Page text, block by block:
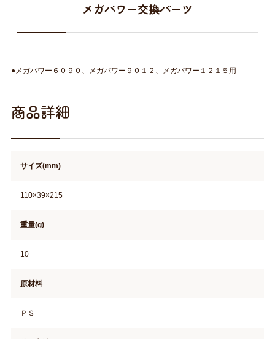
メガパワー交換パーツ
●メガパワー６０９０、メガパワー９０１２、メガパワー１２１５用
商品詳細
サイズ(mm)
110×39×215
重量(g)
10
原材料
ＰＳ